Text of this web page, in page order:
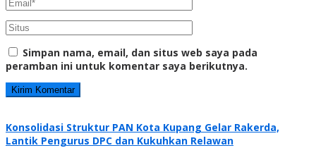
Simpan nama, email, dan situs web saya pada
peramban ini untuk komentar saya berikutnya.
Konsolidasi Struktur PAN Kota Kupang Gelar Rakerda,
Lantik Pengurus DPC dan Kukuhkan Relawan